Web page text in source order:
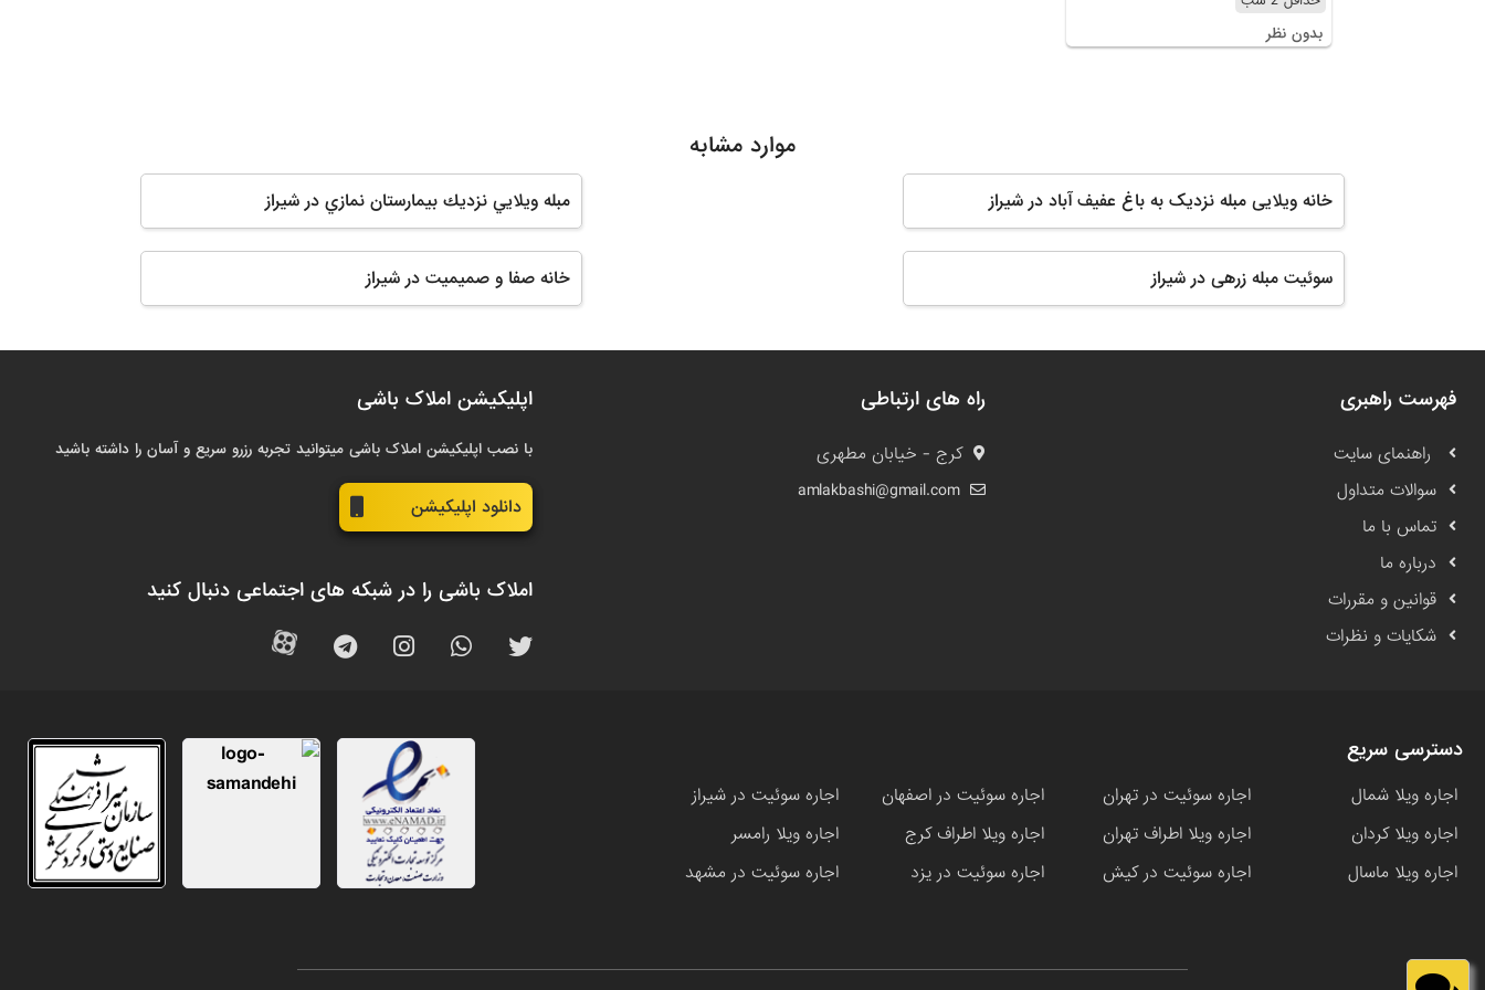
بدون نظر
موارد مشابه
خانه ویلایی مبله نزدیک به باغ عفیف آباد در شیراز مبله ويلايي نزديك بيمارستان نمازي در شیراز
سوئیت مبله زرهی در شیراز خانه صفا و صمیمیت در شیراز
فهرست راهبری
راهنمای سایت
سوالات متداول
تماس با ما
درباره ما
قوانین و مقررات
شکایات و نظرات
راه های ارتباطی
کرج - خیابان مطهری
amlakbashi@gmail.com
اپلیکیشن املاک باشی
با نصب اپلیکیشن املاک باشی میتوانید تجربه رزرو سریع و آسان را داشته باشید
دانلود اپلیکیشن
املاک باشی را در شبکه های اجتماعی دنبال کنید
دسترسی سریع
اجاره ویلا شمال اجاره سوئیت در تهران اجاره سوئیت در اصفهان
اجاره سوئیت در شیراز
اجاره ویلا کردان
اجاره ویلا اطراف تهران اجاره ویلا اطراف کرج
اجاره ویلا رامسر
اجاره ویلا ماسال
اجاره سوئیت در کیش اجاره سوئیت در یزد اجاره سوئیت در مشهد